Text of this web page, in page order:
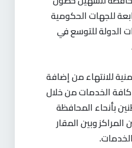
للجهات الحكومية
الدولة للتوسع في
للانتهاء من إضافة
الخدمات من خلال
بأنحاء المحافظة
المراكز وبين المقار
.